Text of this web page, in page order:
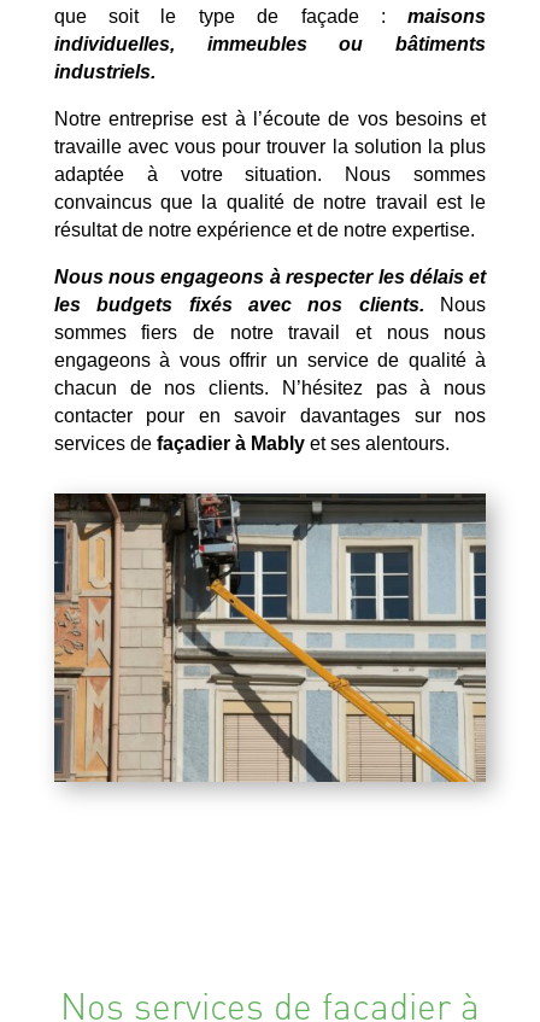
que soit le type de façade :maisons
individuelles, immeubles ou bâtiments
industriels.
Notre entreprise est à l’écoute de vos besoins et
travaille avec vous pour trouver la solution la plus
adaptée à votre situation. Nous sommes
convaincus que la qualité de notre travail est le
résultat de notre expérience et de notre expertise.
Nous nous engageons à respecter les délais et
les budgets fixés avec nos clients. Nous
sommes fiers de notre travail et nous nous
engageons à vous offrir un service de qualité à
chacun de nos clients. N’hésitez pas à nous
contacter pour en savoir davantages sur nos
services de façadier à Mablyet ses alentours.
Nos services de façadier à